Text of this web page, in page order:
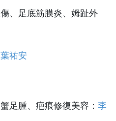
、足底筋膜炎、姆趾外
葉祐安
足腫、疤痕修復美容： 李